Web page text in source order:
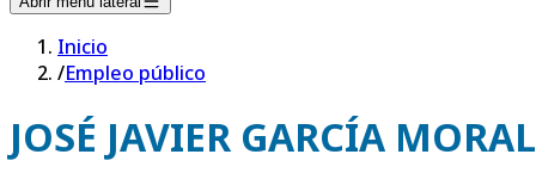
Inicio
/Empleo público
JOSÉ JAVIER GARCÍA